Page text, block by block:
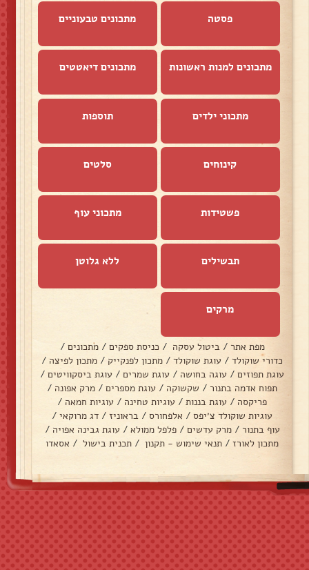
פסטה מתכונים טבעוניים
מתכונים למנות ראשונות מתכונים דיאטטים
מתכוני ילדים תוספות
קינוחים סלטים
פשטידות מתכוני עוף
תבשילים ללא גלוטן
מרקים
מפת אתר / ביטול עסקה / כניסת ספקים / מתכונים /
כדורי שוקולד / עוגת שוקולד / מתכון לפנקייק / מתכון לפיצה /
עוגת תפוזים / עוגה בחושה / עוגת שמרים / עוגת ביסקוויטים /
תפוח אדמה בתנור / שקשוקה / עוגת מספרים / מרק אפונה /
פריקסה / עוגת בננות / עוגיות טחינה / עוגיות חמאה /
עוגיות שוקולד צ׳יפס / אלפחורס / בראוניז / דג מרוקאי /
עוף בתנור / מרק עדשים / פלפל ממולא / עוגת גבינה אפויה /
מתכון לאורז / תנאי שימוש - תקנון / תכנית בישול / אסאדו